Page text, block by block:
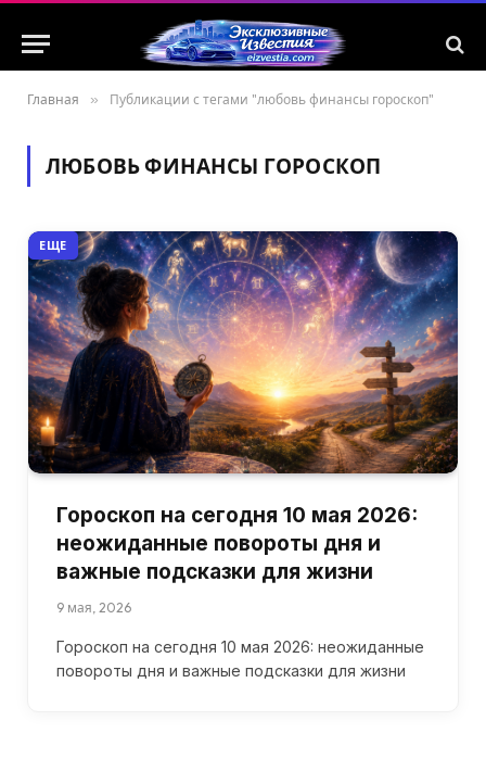
Главная » Публикации с тегами "любовь финансы гороскоп"
ЛЮБОВЬ ФИНАНСЫ ГОРОСКОП
ЕЩЕ
Гороскоп на сегодня 10 мая 2026:
неожиданные повороты дня и
важные подсказки для жизни
9 мая, 2026
Гороскоп на сегодня 10 мая 2026: неожиданные
повороты дня и важные подсказки для жизни